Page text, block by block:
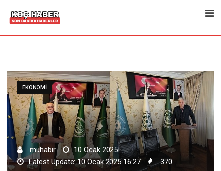
EKONOMI
muhabir
10 Ocak 2025
Latest Update: 10 Ocak 2025 16:27
370